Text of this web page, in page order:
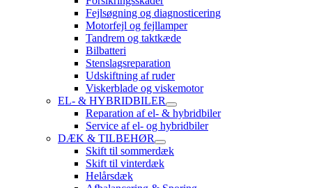
Fejlsøgning og diagnosticering
Motorfejl og fejllamper
Tandrem og taktkæde
Bilbatteri
Stenslagsreparation
Udskiftning af ruder
Viskerblade og viskemotor
EL- & HYBRIDBILER
Reparation af el- & hybridbiler
Service af el- og hybridbiler
DÆK & TILBEHØR
Skift til sommerdæk
Skift til vinterdæk
Helårsdæk